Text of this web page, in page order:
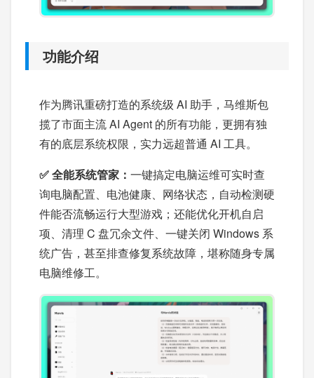
功能介绍
作为腾讯重磅打造的系统级 AI 助手，马维斯包
揽了市面主流 AI Agent 的所有功能，更拥有独
有的底层系统权限，实力远超普通 AI 工具。
✅ 全能系统管家： 一键搞定电脑运维可实时查
询电脑配置、电池健康、网络状态，自动检测硬
件能否流畅运行大型游戏；还能优化开机自启
项、清理 C 盘冗余文件、一键关闭 Windows 系
统广告，甚至排查修复系统故障，堪称随身专属
电脑维修工。